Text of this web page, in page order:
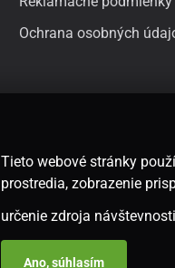
Ochrana osobných
Tieto webové stránky
prostredia, zobrazenie
určenie zdroja
Ano, súhlasím